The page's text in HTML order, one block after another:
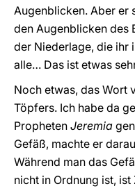
Augenblicken. Aber er
den Augenblicken des
der Niederlage, die ihr
alle… Das ist etwas
Noch etwas, das Wort
Töpfers. Ich habe da
Propheten Jeremia
Gefäß, machte er
Während man das
nicht in Ordnung ist,